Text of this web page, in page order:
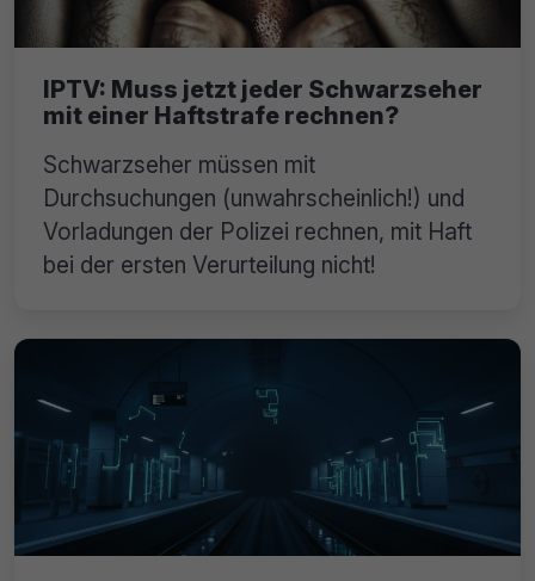
IPTV: Muss jetzt jeder Schwarzseher
mit einer Haftstrafe rechnen?
Schwarzseher müssen mit
Durchsuchungen (unwahrscheinlich!) und
Vorladungen der Polizei rechnen, mit Haft
bei der ersten Verurteilung nicht!